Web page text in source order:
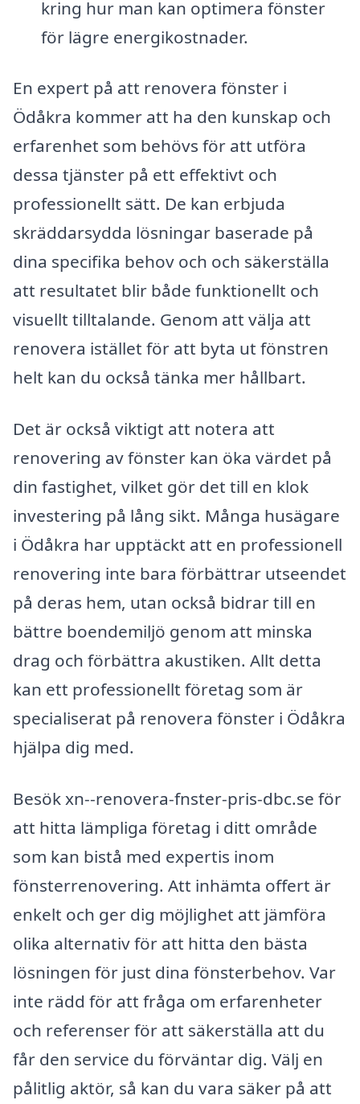
kring hur man kan optimera fönster
för lägre energikostnader.
En expert på att renovera fönster i
Ödåkra kommer att ha den kunskap och
erfarenhet som behövs för att utföra
dessa tjänster på ett effektivt och
professionellt sätt. De kan erbjuda
skräddarsydda lösningar baserade på
dina specifika behov och och säkerställa
att resultatet blir både funktionellt och
visuellt tilltalande. Genom att välja att
renovera istället för att byta ut fönstren
helt kan du också tänka mer hållbart.
Det är också viktigt att notera att
renovering av fönster kan öka värdet på
din fastighet, vilket gör det till en klok
investering på lång sikt. Många husägare
i Ödåkra har upptäckt att en professionell
renovering inte bara förbättrar utseendet
på deras hem, utan också bidrar till en
bättre boendemiljö genom att minska
drag och förbättra akustiken. Allt detta
kan ett professionellt företag som är
specialiserat på renovera fönster i Ödåkra
hjälpa dig med.
Besök xn--renovera-fnster-pris-dbc.se för
att hitta lämpliga företag i ditt område
som kan bistå med expertis inom
fönsterrenovering. Att inhämta offert är
enkelt och ger dig möjlighet att jämföra
olika alternativ för att hitta den bästa
lösningen för just dina fönsterbehov. Var
inte rädd för att fråga om erfarenheter
och referenser för att säkerställa att du
får den service du förväntar dig. Välj en
pålitlig aktör, så kan du vara säker på att